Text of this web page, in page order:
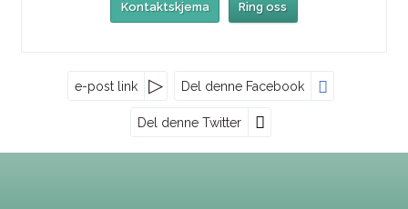
Kontaktskjema Ring oss
Nyhetsbrev
e-post link Del denne Facebook
Del denne Twitter